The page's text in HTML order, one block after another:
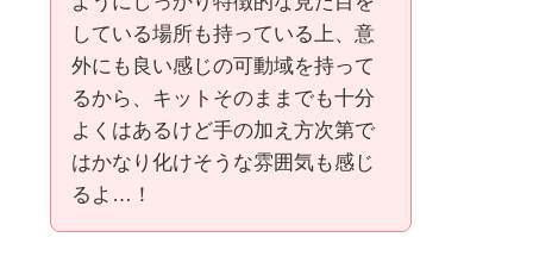
している場所も持っている上、意
外にも良い感じの可動域を持って
るから、キットそのままでも十分
よくはあるけど手の加え方次第で
はかなり化けそうな雰囲気も感じ
るよ…！